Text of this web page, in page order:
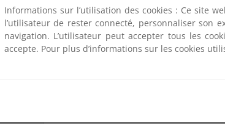
Informations sur l’utilisation des cookies : Ce site
l’utilisateur de rester connecté, personnaliser son
navigation. L’utilisateur peut accepter tous les
accepte. Pour plus d’informations sur les cookies